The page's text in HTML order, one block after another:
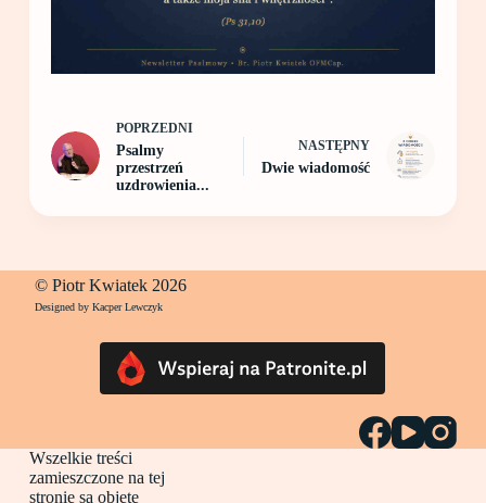
POPRZEDNI
Psalmy
przestrzeń
uzdrowienia...
NASTĘPNY
Dwie wiadomość
© Piotr Kwiatek 2026
Designed by Kacper Lewczyk
Wszelkie treści
zamieszczone na tej
stronie są objęte